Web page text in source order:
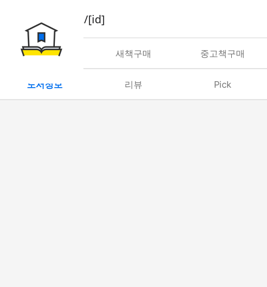
book/rent/[id]
대여 새책구매 중고책구매
도서정보 리뷰 Pick